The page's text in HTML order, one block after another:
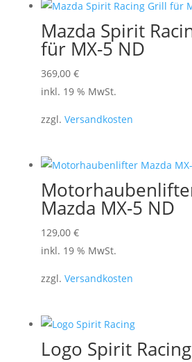
Mazda Spirit
für MX-5 ND
369,00 €
inkl. 19 % MwSt.
zzgl. Versandkosten
Mazda MX-5 ND
129,00 €
inkl. 19 % MwSt.
zzgl. Versandkosten
Logo Spirit Racing